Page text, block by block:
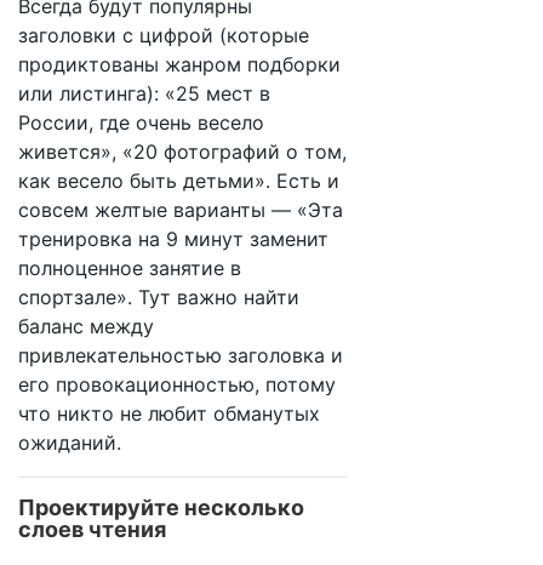
Всегда будут популярны
заголовки с цифрой (которые
продиктованы жанром подборки
или листинга): «25 мест в
России, где очень весело
живется», «20 фотографий о том,
как весело быть детьми». Есть и
совсем желтые варианты — «Эта
тренировка на 9 минут заменит
полноценное занятие в
спортзале». Тут важно найти
баланс между
привлекательностью заголовка и
его провокационностью, потому
что никто не любит обманутых
ожиданий.
Проектируйте несколько
слоев чтения